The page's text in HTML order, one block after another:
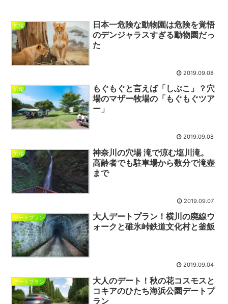
穴場
日本一危険な動物園は危険を覚悟
のデンジャラスすぎる動物園だっ
た
2019.09.08
穴場
もぐもぐと言えば「しぶこ」？穴
場のマザー牧場の「もぐもぐツア
ー」
2019.09.08
穴場
神奈川の穴場 滝で涼む塩川滝。
高齢者でも駐車場から数分で滝壺
まで
2019.09.07
デートプラン
大人デートプラン！横川の廃線ウ
ォークと碓氷峠鉄道文化村と釜飯
2019.09.04
デートプラン
大人のデート！秋の花コスモスと
コキアのひたち海浜公園デートプ
ラン